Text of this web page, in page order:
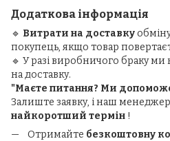
Додаткова інформація
🔹 Витрати на доставку
покупець, якщо товар
🔹 У разі виробничого браку
на доставку.
"Маєте питання? Ми
Залиште заявку, і наш менеджер
найкоротший термін !
Отримайте безкоштовну